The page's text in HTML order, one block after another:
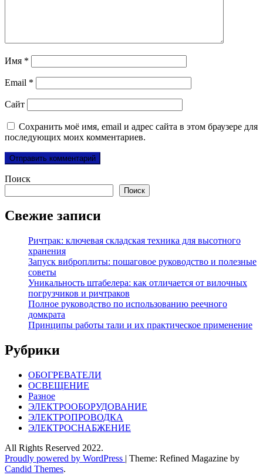
Имя *
Email *
Сайт
Сохранить моё имя, email и адрес сайта в этом браузере для
последующих моих комментариев.
Поиск
Поиск
Свежие записи
Ричтрак: ключевая складская техника для высотного
хранения
Запуск виброплиты: пошаговое руководство и полезные
советы
Уникальность штабелера: как отличается от вилочных
погрузчиков и ричтраков
Полное руководство по использованию реечного
домкрата
Принципы работы тали и их практическое применение
Рубрики
ОБОГРЕВАТЕЛИ
ОСВЕЩЕНИЕ
Разное
ЭЛЕКТРООБОРУДОВАНИЕ
ЭЛЕКТРОПРОВОДКА
ЭЛЕКТРОСНАБЖЕНИЕ
All Rights Reserved 2022.
Proudly powered by WordPress | Theme: Refined Magazine by
Candid Themes.